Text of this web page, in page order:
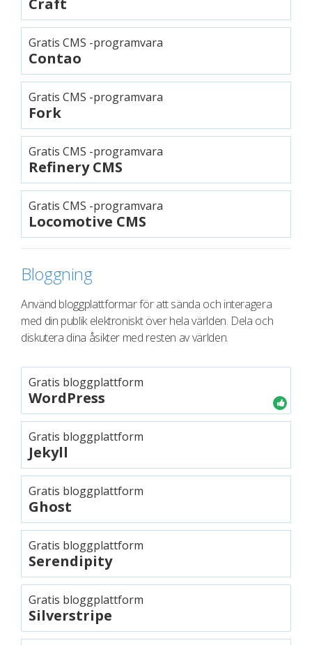
Gratis CMS -programvara
Contao
Gratis CMS -programvara
Fork
Gratis CMS -programvara
Refinery CMS
Gratis CMS -programvara
Locomotive CMS
Bloggning
Använd bloggplattformar för att sända och interagera
med din publik elektroniskt över hela världen. Dela och
diskutera dina åsikter med resten av världen.
Gratis bloggplattform
WordPress
Gratis bloggplattform
Jekyll
Gratis bloggplattform
Ghost
Gratis bloggplattform
Serendipity
Gratis bloggplattform
Silverstripe